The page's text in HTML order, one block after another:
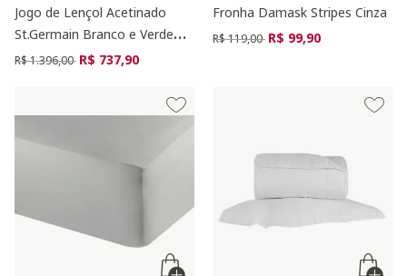
Jogo de Lençol Acetinado
St.Germain Branco e Verde
300 Fios
Preço reduzido de
R$ 1.396,00 para
R$ 737,90
Fronha Damask Stripes Cinza
Preço reduzido de
R$ 119,00 para
R$ 99,90